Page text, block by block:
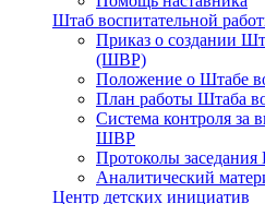
Штаб воспитательной
Приказ о создании
(ШВР)
Положение о Штабе
План работы Штаба
Система контроля за
ШВР
Протоколы
Аналитический
Центр детских инициатив